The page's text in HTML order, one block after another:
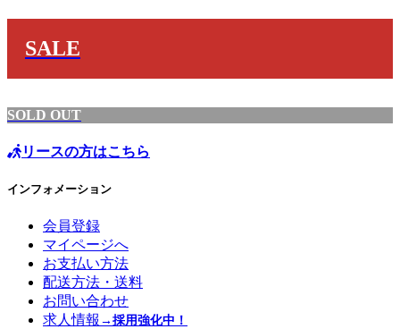
SALE
SOLD OUT
リースの方はこちら
インフォメーション
会員登録
マイページへ
お支払い方法
配送方法・送料
お問い合わせ
求人情報 →採用強化中！